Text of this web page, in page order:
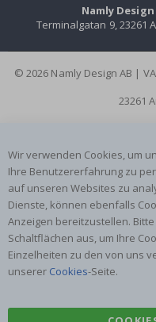
Namly Design
Terminalgatan 9, 23261
© 2026 Namly Design AB |
23261
Wir verwenden Cookies, um
Ihre Benutzererfahrung zu
auf unseren Websites zu
Dienste, können ebenfalls
Anzeigen bereitzustellen.
Schaltflächen aus, um Ihre
Einzelheiten zu den von uns
unserer Cookies-Seite.